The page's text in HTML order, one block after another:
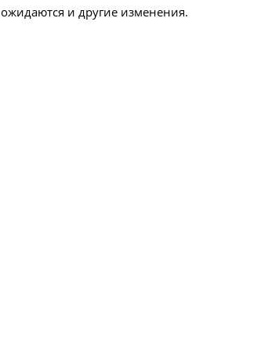
ожидаются и другие изменения.